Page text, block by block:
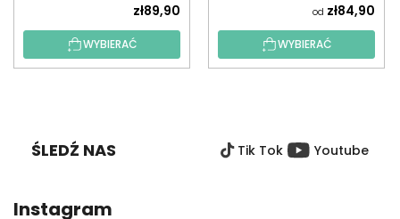
zł89,90
WYBIERAĆ
od zł84,90
WYBIERAĆ
ŚLEDŹ NAS Tik Tok Youtube
Instagram